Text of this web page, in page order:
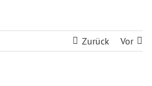
Zurück Vor